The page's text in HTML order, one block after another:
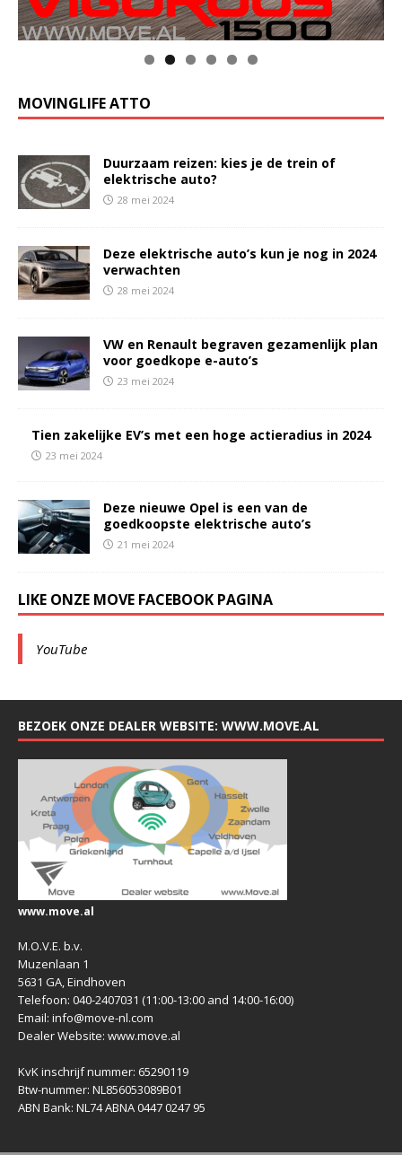
MOVINGLIFE ATTO
Duurzaam reizen: kies je de trein of
elektrische auto?
28 mei 2024
Deze elektrische auto’s kun je nog in 2024
verwachten
28 mei 2024
VW en Renault begraven gezamenlijk plan
voor goedkope e-auto’s
23 mei 2024
Tien zakelijke EV’s met een hoge actieradius in 2024
23 mei 2024
Deze nieuwe Opel is een van de
goedkoopste elektrische auto’s
21 mei 2024
LIKE ONZE MOVE FACEBOOK PAGINA
YouTube
BEZOEK ONZE DEALER WEBSITE: WWW.MOVE.AL
www.move.al
M.O.V.E. b.v.
Muzenlaan 1
5631 GA, Eindhoven
Telefoon: 040-2407031 (11:00-13:00 and 14:00-16:00)
Email: info@move-nl.com
Dealer Website: www.move.al
KvK inschrijf nummer: 65290119
Btw-nummer: NL856053089B01
ABN Bank: NL74 ABNA 0447 0247 95